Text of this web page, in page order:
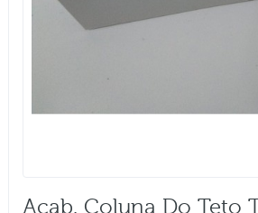
Acab. Coluna Do Teto